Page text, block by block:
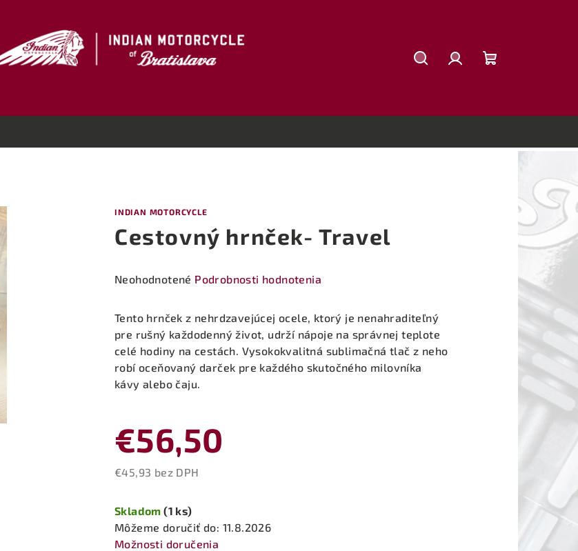
košík
INDIAN MOTORCYCLE
Cestovný hrnček- Travel
Priemerné
produktu
0,0
5
hviezdičiek.
Neohodnotené Podrobnosti hodnotenia
Tento hrnček z nehrdzavejúcej ocele, ktorý je nenahraditeľný
pre rušný každodenný život, udrží nápoje na správnej teplote
celé hodiny na cestách. Vysokokvalitná sublimačná tlač z neho
robí oceňovaný darček pre každého skutočného milovníka
kávy alebo čaju.
€56,50
€45,93 bez DPH
cena:
Skladom(1 ks)
Môžeme doručiť do: 11.8.2026
Možnosti doručenia